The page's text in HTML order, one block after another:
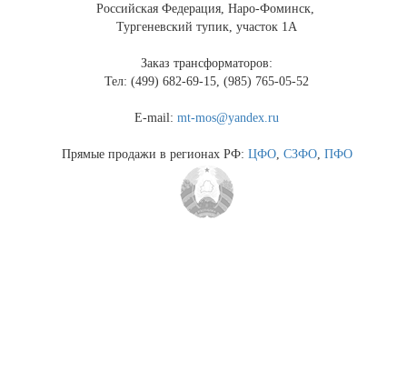
Российская Федерация, Наро-Фоминск,
Тургеневский тупик, участок 1А
Заказ трансформаторов:
Тел: (499) 682-69-15, (985) 765-05-52
E-mail:mt-mos@yandex.ru
Прямые продажи в регионах РФ: ЦФО, СЗФО, ПФО